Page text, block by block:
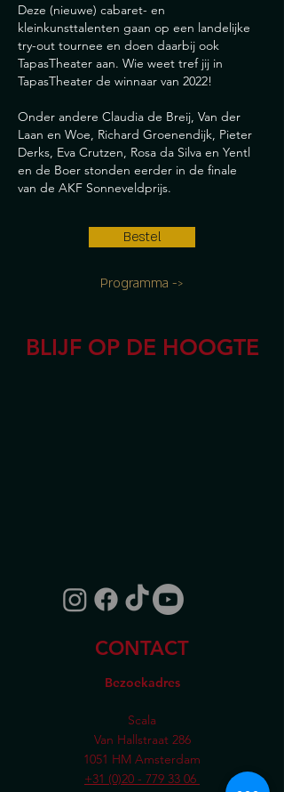
Deze (nieuwe) cabaret- en
kleinkunsttalenten gaan op een landelijke
try-out tournee en doen daarbij ook
TapasTheater aan. Wie weet tref jij in
TapasTheater de winnaar van 2022!
Onder andere Claudia de Breij, Van der
Laan en Woe, Richard Groenendijk, Pieter
Derks, Eva Crutzen, Rosa da Silva en Yentl
en de Boer stonden eerder in de finale
van de AKF Sonneveldprijs.
Bestel
Programma ->
BLIJF OP DE HOOGTE
CONTACT
Bezoekadres
Scala
Van Hallstraat 286
1051 HM Amsterdam
+31 (0)20 - 779 33 06